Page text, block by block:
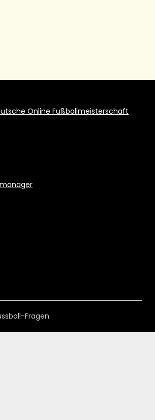
Online Fußballmeisterschaft
Fragen